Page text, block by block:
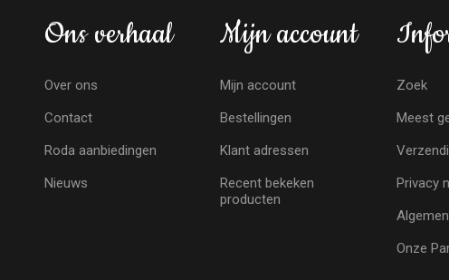
Ons verhaal
Over ons
Contact
Roda aanbiedingen
Nieuws
Mijn account
Mijn account
Bestellingen
Klant adressen
Recent bekeken
producten
Zoek
Meest
Privacy
Onze